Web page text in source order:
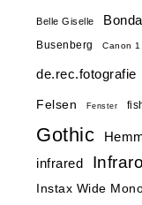
Belle Giselle
Busenberg Canon
de.rec.fotografie
Felsen Fenster
Gothic
infrared
Instax Wide